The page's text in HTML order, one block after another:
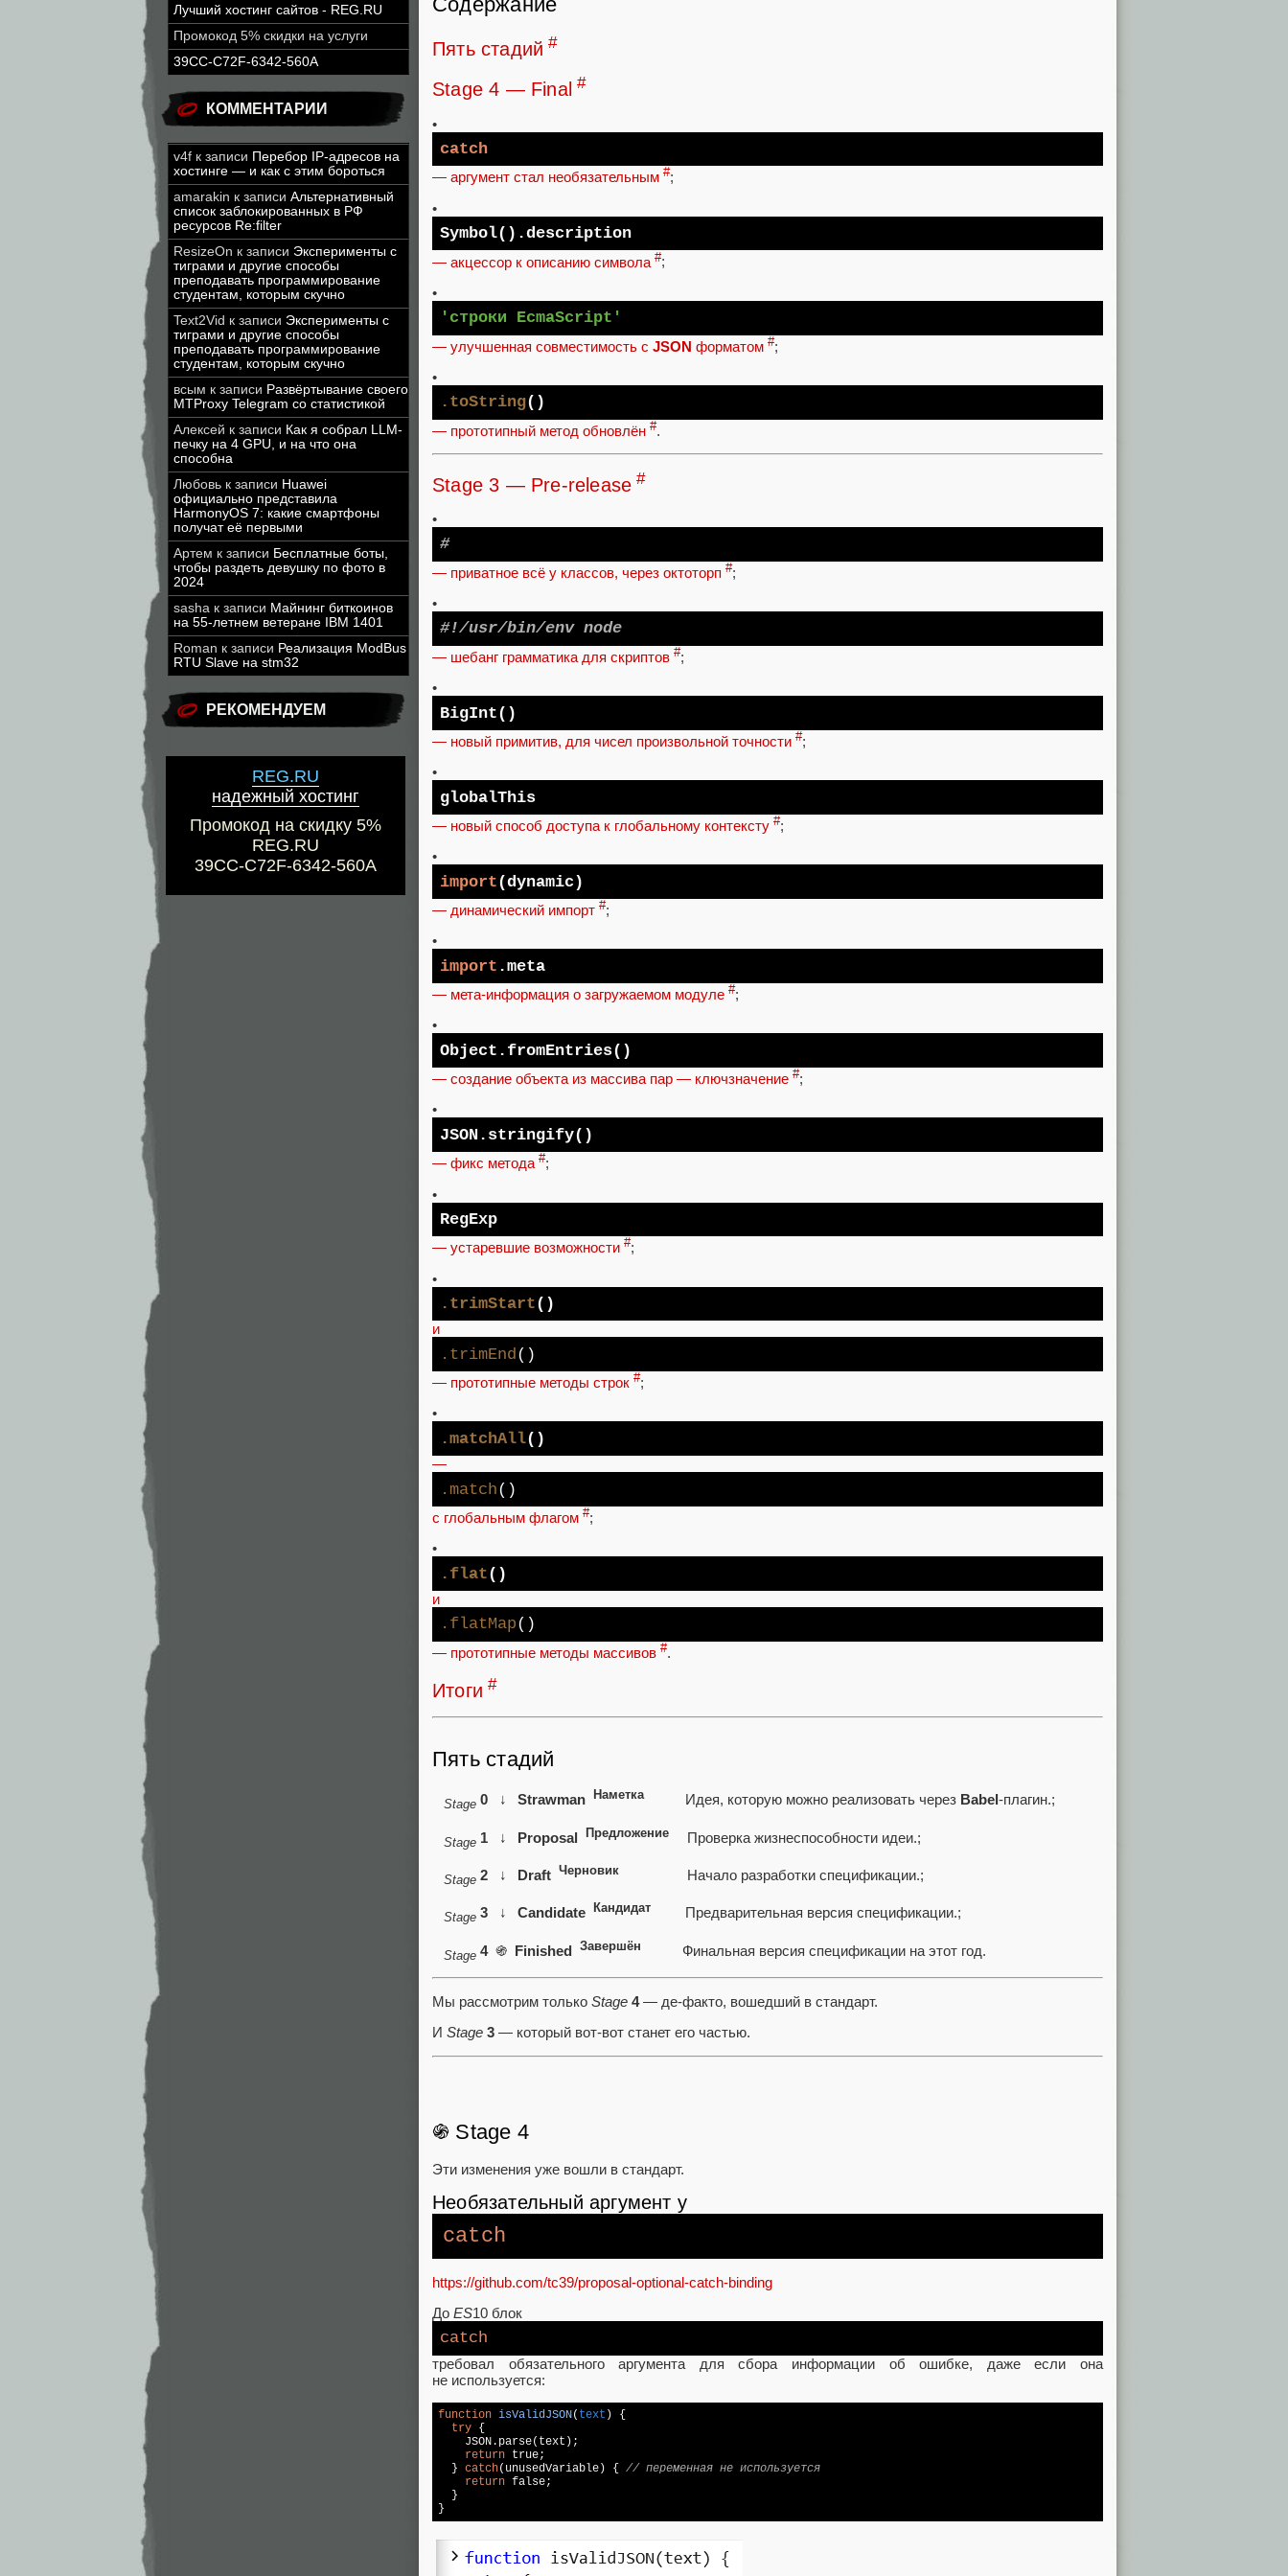
Лучший хостинг сайтов - REG.RU
Промокод 5% скидки на услуги
39CC-C72F-6342-560A
КОММЕНТАРИИ
v4f к записи Перебор IP-адресов на
хостинге — и как с этим бороться
amarakin к записи Альтернативный
список заблокированных в РФ
ресурсов Re:filter
ResizeOn к записи Эксперименты с
тиграми и другие способы
преподавать программирование
студентам, которым скучно
Text2Vid к записи Эксперименты с
тиграми и другие способы
преподавать программирование
студентам, которым скучно
всым к записи Развёртывание своего
MTProxy Telegram со статистикой
Алексей к записи Как я собрал LLM-
печку на 4 GPU, и на что она
способна
Любовь к записи Huawei
официально представила
HarmonyOS 7: какие смартфоны
получат её первыми
Артем к записи Бесплатные боты,
чтобы раздеть девушку по фото в
2024
sasha к записи Майнинг биткоинов
на 55-летнем ветеране IBM 1401
Roman к записи Реализация ModBus
RTU Slave на stm32
РЕКОМЕНДУЕМ
REG.RU
надежный хостинг
Промокод на скидку 5%
REG.RU
39CC-C72F-6342-560A
Пять стадий #
Stage 4 — Final #
•
catch
— аргумент стал необязательным #;
•
Symbol().description
— акцессор к описанию символа #;
•
'строки EcmaScript'
— улучшенная совместимость с JSON форматом #;
•
.toString()
— прототипный метод обновлён #.
Stage 3 — Pre-release #
•
#
— приватное всё у классов, через октоторп #;
•
#!/usr/bin/env node
— шебанг грамматика для скриптов #;
•
BigInt()
— новый примитив, для чисел произвольной точности #;
•
globalThis
— новый способ доступа к глобальному контексту #;
•
import(dynamic)
— динамический импорт #;
•
import .meta
— мета-информация о загружаемом модуле #;
•
Object .fromEntries()
— создание объекта из массива пар — ключзначение #;
•
JSON .stringify()
— фикс метода #;
•
RegExp
— устаревшие возможности #;
•
.trimStart()
и
.trimEnd ()
— прототипные методы строк #;
•
.matchAll()
—
.match()
с глобальным флагом #;
•
.flat()
и
.flatMap()
— прототипные методы массивов #.
Итоги #
Пять стадий
Stage 0 ↓ Strawman НаметкаИдея, которую можно реализовать через Babel-плагин.;
Stage 1 ↓ Proposal Предложение Проверка жизнеспособности идеи.;
Stage 2 ↓ Draft Черновик Начало разработки спецификации.;
Stage 3 ↓ Candidate Кандидат Предварительная версия спецификации.;
Stage 4֍ Finished Завершён Финальная версия спецификации на этот год.
Мы рассмотрим только Stage 4— де-факто, вошедший в стандарт.
И Stage 3 — который вот-вот станет его частью.
֍ Stage 4
Эти изменения уже вошли в стандарт.
Необязательный аргумент у
catch
https://github.com/tc39/proposal-optional-catch-binding
До ES10 блок
catch
требовал обязательного аргумента для сбора информации об ошибке, даже если она
не используется:
function isValidJSON( text ) {
try {
JSON.parse(text);
return true;
  }
catch(unusedVariable) { // переменная не используется
return false;
  }
}